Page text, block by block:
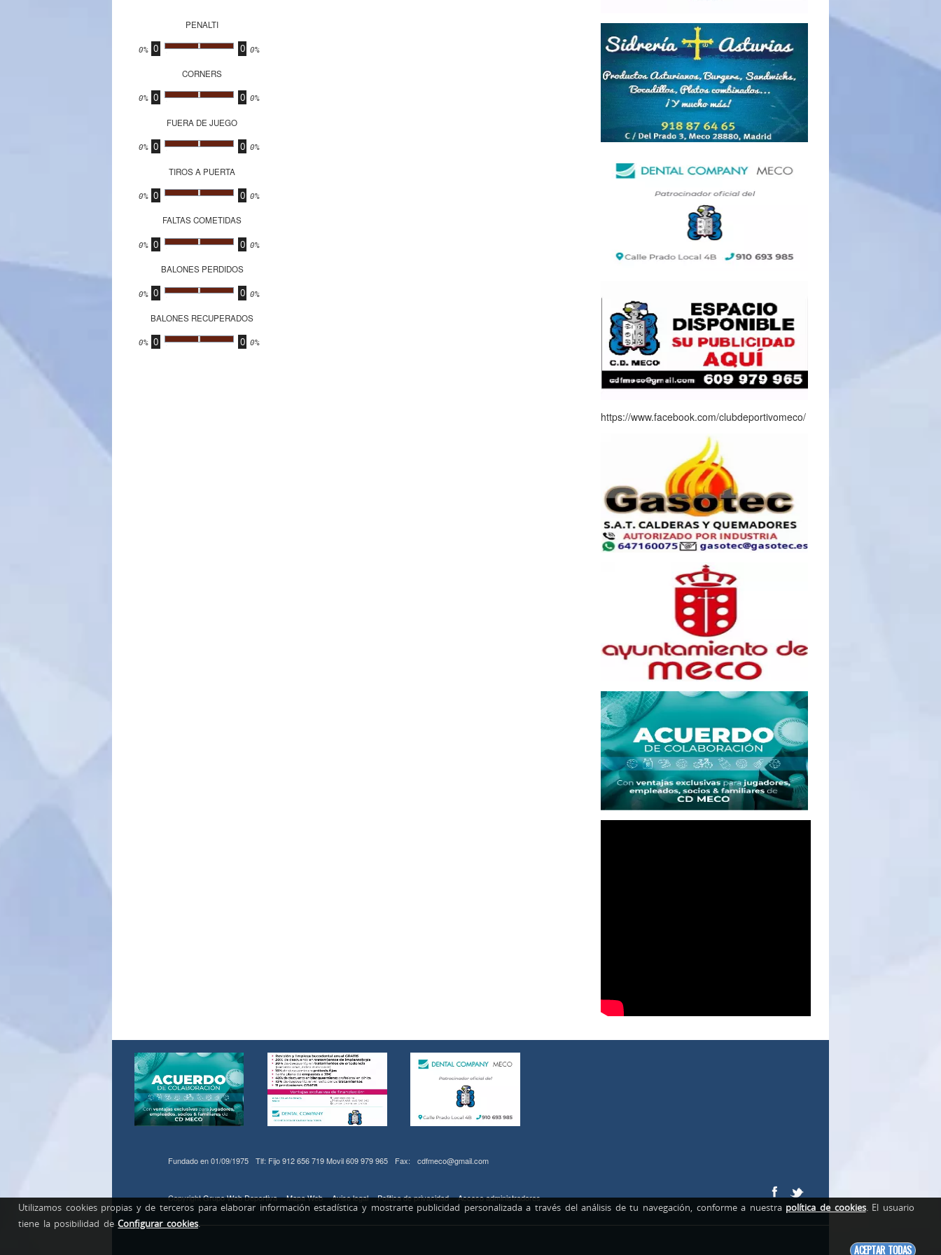
PENALTI
0% 0 . 0 0%
CORNERS
0% 0 . 0 0%
FUERA DE JUEGO
0% 0 . 0 0%
TIROS A PUERTA
0% 0 . 0 0%
FALTAS COMETIDAS
0% 0 . 0 0%
BALONES PERDIDOS
0% 0 . 0 0%
BALONES RECUPERADOS
0% 0 . 0 0%
https://www.facebook.com/clubdeportivomeco/
Fundado en 01/09/1975 Tlf: Fijo 912 656 719 Movil 609 979 965 Fax: cdfmeco@gmail.com
CopyrightGrupo Web Deportiva Mapa Web Aviso legal Politica de privacidad Acceso administradores
Utilizamos cookies propias y de terceros para elaborar información estadística y mostrarte publicidad personalizada a través del análisis de tu navegación, conforme a nuestra política de cookies. El usuario
tiene la posibilidad deConfigurar cookies.
ACEPTAR TODAS